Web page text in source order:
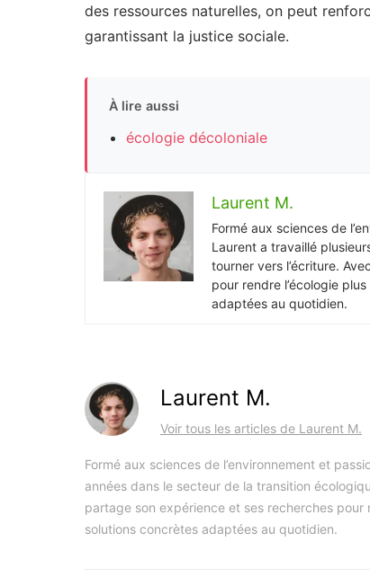
des ressources naturelles, on peut
garantissant la justice sociale.
À lire aussi
écologie décoloniale
Laurent M.
Formé aux sciences de
Laurent a travaillé
tourner vers l’écriture. Avec
pour rendre l’écologie
adaptées au quotidien.
Laurent M.
Voir tous les articles de Laurent M.
Formé aux sciences de l’environnement et
années dans le secteur de la transition
partage son expérience et ses recherches
solutions concrètes adaptées au quotidien.